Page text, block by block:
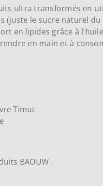
ultra transformés en
(juste le sucre naturel
en lipides grâce à
en main et à
Timut
BAOUW .